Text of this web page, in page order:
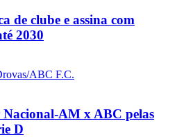
de clube e assina com
2030
AM x ABC pelas
D